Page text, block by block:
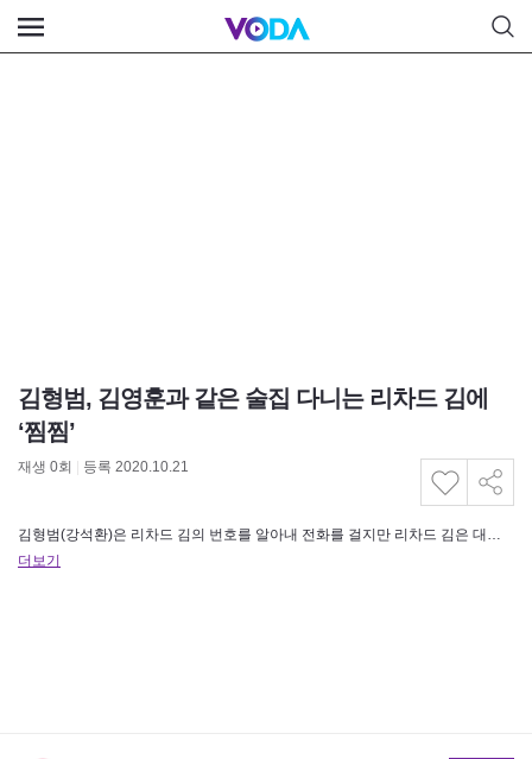
김형범, 김영훈과 같은 술집 다니는 리차드 김에
‘찜찜’
재생 0회 등록 2020.10.21
김형범(강석환)은 리차드 김의 번호를 알아내 전화를 걸지만 리차드 김은 대답 없이 전화를 끊는다. 이어 김형범은 김영훈(하열…
더보기